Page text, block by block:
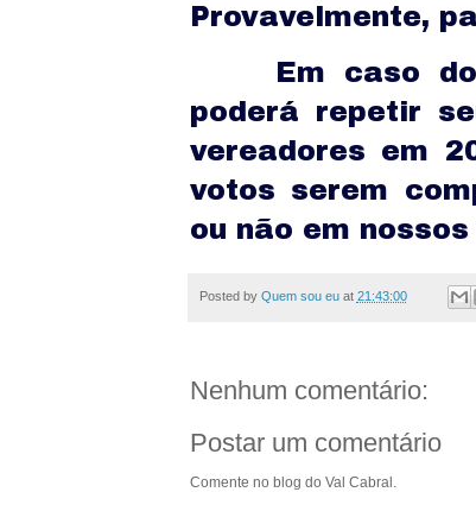
Provavelmente,
Em caso
poderá repetir
vereadores em
votos serem
ou não em
Posted by Quem sou eu at 21:43:00
Nenhum comentário:
Postar um comentário
Comente no blog do Val Cabral.